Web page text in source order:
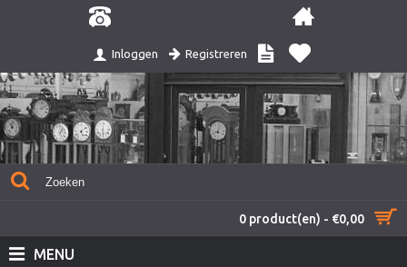
Inloggen Registreren
0 product(en) - €0,00
MENU